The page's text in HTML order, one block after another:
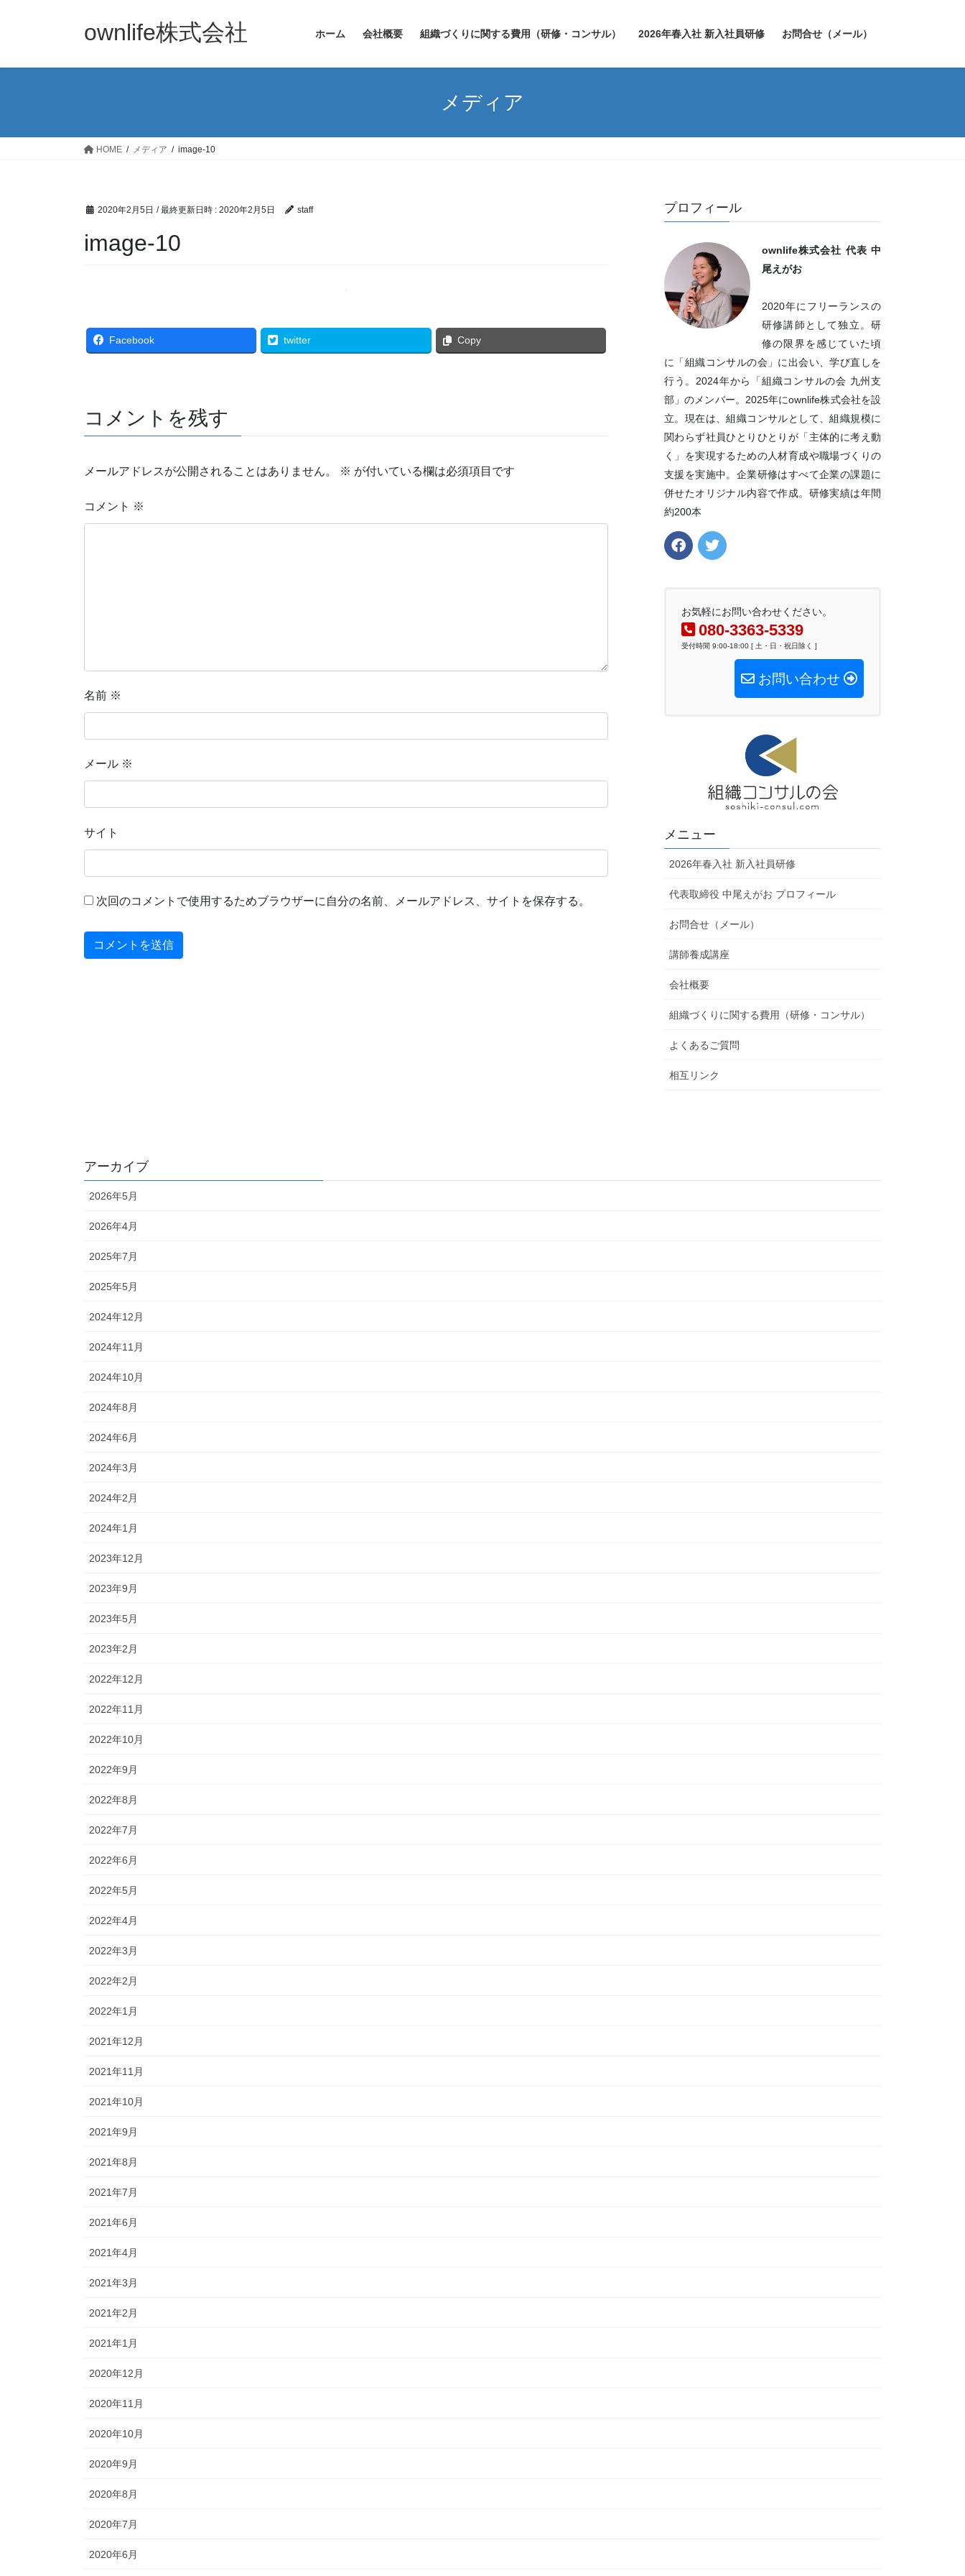
ownlife株式会社 ホーム 会社概要 組織づくりに関する費用（研修・コンサル） 2026年春入社 新入社員研修 お問合せ（メール）
メディア
HOME メディア image-10
2020年2月5日 / 最終更新日時 : 2020年2月5日 staff
image-10
Facebook twitter Copy
コメントを残す
メールアドレスが公開されることはありません。 ※ が付いている欄は必須項目です
コメント ※
名前 ※
メール ※
サイト
次回のコメントで使用するためブラウザーに自分の名前、メールアドレス、サイトを保存する。
プロフィール
ownlife株式会社 代表 中
尾えがお
2020年にフリーランスの
研修講師として独立。研
修の限界を感じていた頃
に「組織コンサルの会」に出会い、学び直しを
行う。2024年から「組織コンサルの会 九州支
部」のメンバー。2025年にownlife株式会社を設
立。現在は、組織コンサルとして、組織規模に
関わらず社員ひとりひとりが「主体的に考え動
く」を実現するための人材育成や職場づくりの
支援を実施中。企業研修はすべて企業の課題に
併せたオリジナル内容で作成。研修実績は年間
約200本
お気軽にお問い合わせください。
080-3363-5339
受付時間 9:00-18:00 [ 土・日・祝日除く ]
お問い合わせ
メニュー
2026年春入社 新入社員研修
代表取締役 中尾えがお プロフィール
お問合せ（メール）
講師養成講座
会社概要
組織づくりに関する費用（研修・コンサル）
よくあるご質問
相互リンク
アーカイブ
2026年5月
2026年4月
2025年7月
2025年5月
2024年12月
2024年11月
2024年10月
2024年8月
2024年6月
2024年3月
2024年2月
2024年1月
2023年12月
2023年9月
2023年5月
2023年2月
2022年12月
2022年11月
2022年10月
2022年9月
2022年8月
2022年7月
2022年6月
2022年5月
2022年4月
2022年3月
2022年2月
2022年1月
2021年12月
2021年11月
2021年10月
2021年9月
2021年8月
2021年7月
2021年6月
2021年4月
2021年3月
2021年2月
2021年1月
2020年12月
2020年11月
2020年10月
2020年9月
2020年8月
2020年7月
2020年6月